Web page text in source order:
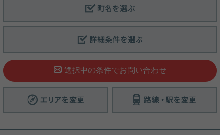
選択中の条件でお問い合わせ